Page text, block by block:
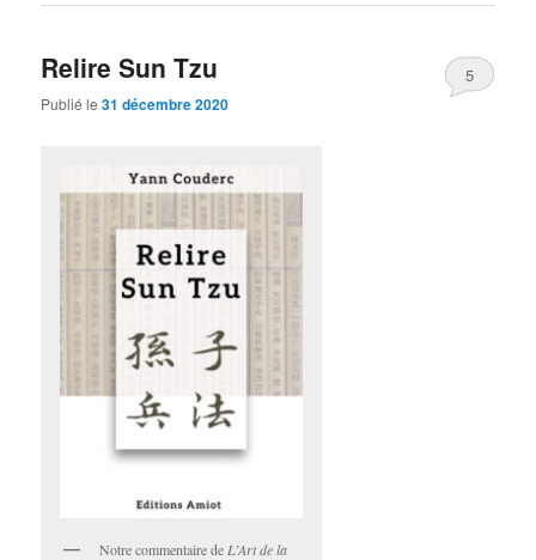
Relire Sun Tzu
Publié le31 décembre 2020
5
Notre commentaire de L’Art de la